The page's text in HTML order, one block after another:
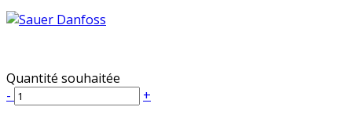
Quantité souhaitée
-
+